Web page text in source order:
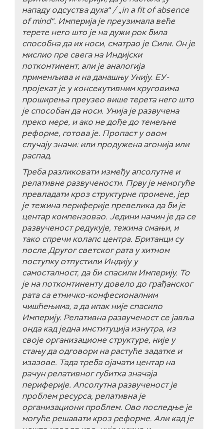
нападу одсуства духа“ / „in a fit of absence
of mind“. Империја је преузимала веће
терете него што је на дужи рок била
способна да их носи, сматрао је Сили. Он је
мислио пре свега на Индијски
потконтинент, али је аналогија
применљива и на данашњу Унију. ЕУ-
пројекат је у консекутивним круговима
проширења преузео више терета него што
је способан да носи. Унија је развучена
преко мере, и ако не дође до темељне
реформе, готова је. Пропаст у овом
случају значи: или продужена агонија или
распад.
Треба разликовати између апсолутне и
релативне развучености. Прву је немогуће
превладати кроз структурне промене, јер
је тежина периферије превелика да би је
центар компензовао. Једини начин је да се
развученост редукује, тежина смањи, и
тако спречи колапс центра. Британци су
после Другог светског рата у хитном
поступку отпустили Индију у
самосталност, да би спасили Империју. То
је на потконтиненту довело до грађанског
рата са етничко-конфесионалним
чишћењима, а да ипак није спасило
Империју. Релативна развученост се јавља
онда кад једна институција изнутра, из
своје организационе структуре, није у
стању да одговори на растуће задатке и
изазове. Тада треба ојачати центар на
рачун релативног губитка значаја
периферије. Апсолутна развученост је
проблем ресурса, релативна је
организациони проблем. Ово последње је
могуће решавати кроз реформе. Али кад је